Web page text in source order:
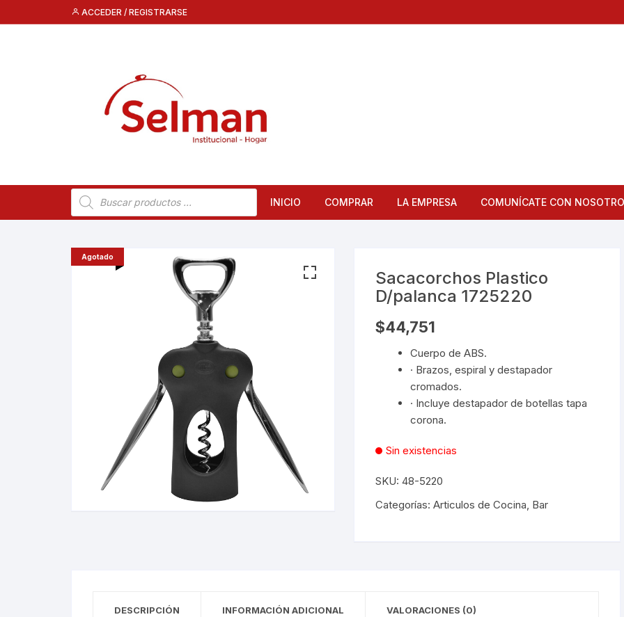
al
ACCEDER / REGISTRARSE
Búsqueda
de
INICIO COMPRAR
Desechables
Electrodomésticos
Corona
LA EMPRESA COMUNÍCATE CON
Agotado
Sacacorchos Plastico
D/palanca 1725220
$44,751
Cuerpo de ABS.
· Brazos, espiral y destapador
cromados.
· Incluye destapador de botellas tapa
corona.
Sin existencias
SKU:48-5220
Categorías:Articulos de Cocina, Bar
DESCRIPCIÓN INFORMACIÓN ADICIONAL VALORACIONES (0)